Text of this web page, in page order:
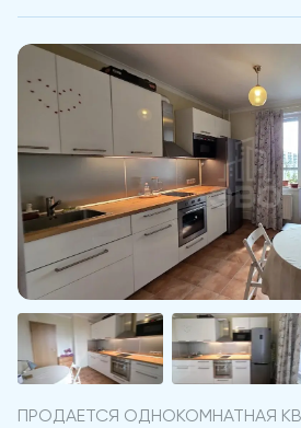
ПРОДАЕТСЯ ОДНОКОМНАТНАЯ